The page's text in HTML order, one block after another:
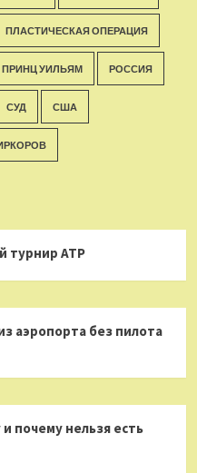
ПЛАСТИЧЕСКАЯ ОПЕРАЦИЯ
ПРИНЦ УИЛЬЯМ РОССИЯ
СУД США
турнир ATP
аэропорта без пилота
почему нельзя есть